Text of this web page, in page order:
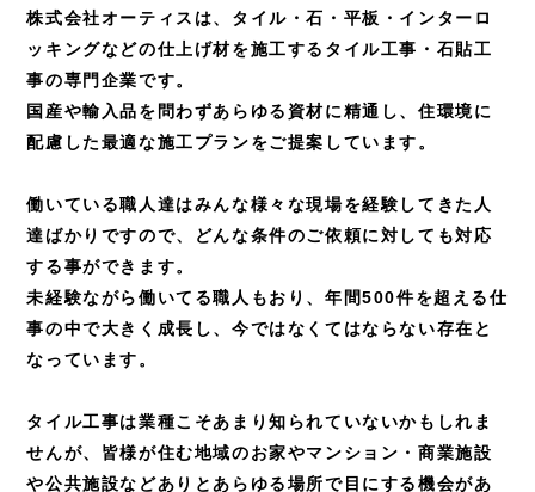
株式会社オーティスは、タイル・石・平板・インターロ
ッキングなどの仕上げ材を施工するタイル工事・石貼工
事の専門企業です。
国産や輸入品を問わずあらゆる資材に精通し、住環境に
配慮した最適な施工プランをご提案しています。
働いている職人達はみんな様々な現場を経験してきた人
達ばかりですので、
どんな条件のご依頼に対しても対応
する事ができます。
未経験ながら働いてる職人もおり、年間500件を超える仕
事の中で大きく成長し、今ではなくてはならない存在と
なっています。
タイル工事は業種こそあまり知られていないかもしれま
せんが、皆様が住む地域のお家やマンション・商業施設
や公共施設などありとあらゆる場所で目にする機会があ